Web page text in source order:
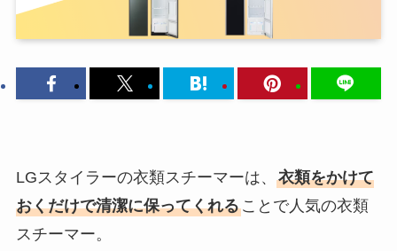
LGスタイラーの衣類スチーマーは、 衣類をかけて
おくだけで清潔に保ってくれることで人気の衣類
スチーマー。